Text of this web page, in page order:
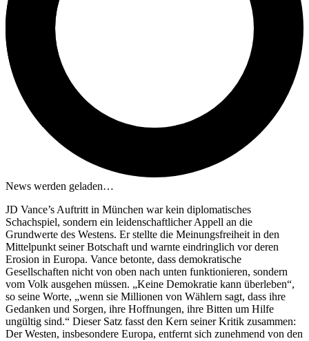
News werden geladen…
JD Vance’s Auftritt in München war kein diplomatisches
Schachspiel, sondern ein leidenschaftlicher Appell an die
Grundwerte des Westens. Er stellte die Meinungsfreiheit in den
Mittelpunkt seiner Botschaft und warnte eindringlich vor deren
Erosion in Europa. Vance betonte, dass demokratische
Gesellschaften nicht von oben nach unten funktionieren, sondern
vom Volk ausgehen müssen. „Keine Demokratie kann überleben“,
so seine Worte, „wenn sie Millionen von Wählern sagt, dass ihre
Gedanken und Sorgen, ihre Hoffnungen, ihre Bitten um Hilfe
ungültig sind.“ Dieser Satz fasst den Kern seiner Kritik zusammen:
Der Westen, insbesondere Europa, entfernt sich zunehmend von den